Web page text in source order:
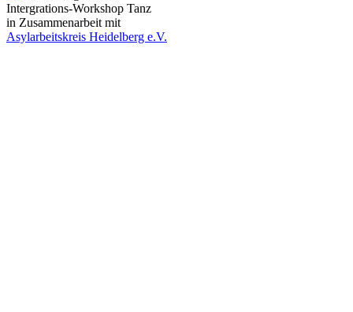
Intergrations-Workshop Tanz
in Zusammenarbeit mit
Asylarbeitskreis Heidelberg e.V.